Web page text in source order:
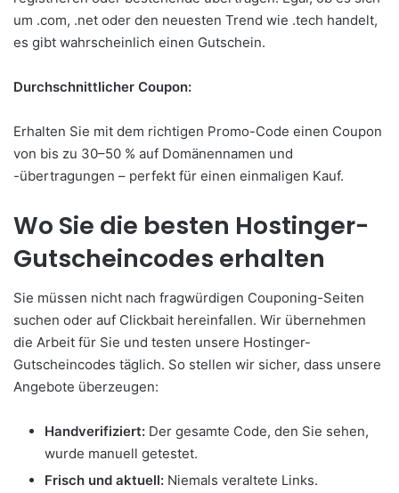
um .com, .net oder den neuesten Trend wie .tech handelt,
es gibt wahrscheinlich einen Gutschein.
Durchschnittlicher Coupon:
Erhalten Sie mit dem richtigen Promo-Code einen Coupon
von bis zu 30–50 % auf Domänennamen und
-übertragungen – perfekt für einen einmaligen Kauf.
Wo Sie die besten Hostinger-
Gutscheincodes erhalten
Sie müssen nicht nach fragwürdigen Couponing-Seiten
suchen oder auf Clickbait hereinfallen. Wir übernehmen
die Arbeit für Sie und testen unsere Hostinger-
Gutscheincodes täglich. So stellen wir sicher, dass unsere
Angebote überzeugen:
Handverifiziert: Der gesamte Code, den Sie sehen,
wurde manuell getestet.
Frisch und aktuell: Niemals veraltete Links.